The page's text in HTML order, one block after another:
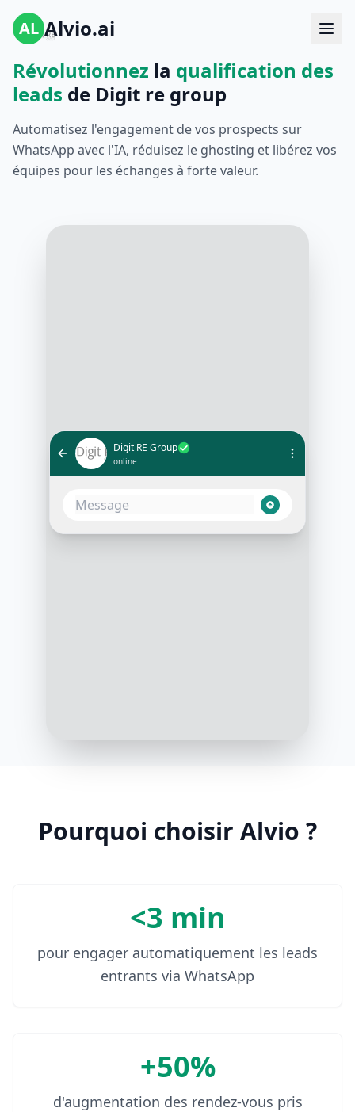
AL Alvio.ai
Révolutionnez la qualification des
leads de Digit re group
Automatisez l'engagement de vos prospects sur
WhatsApp avec l'IA, réduisez le ghosting et libérez vos
équipes pour les échanges à forte valeur.
Digit RE Group
online
Bonjour, je suis l'assistant Digit RE
Group. Vous avez demandé une
estimation de votre bien, je peux
Pourquoi choisir Alvio ?
<3 min
pour engager automatiquement les leads
entrants via WhatsApp
+50%
d'augmentation des rendez-vous pris